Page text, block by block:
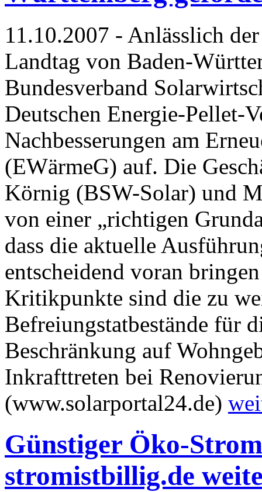
11.10.2007 - Anlässlich
Landtag von Baden-
Bundesverband
Deutschen Energie-Pellet-
Nachbesserungen am
(EWärmeG) auf. Die
Körnig (BSW-Solar) und
von einer „richtigen
dass die aktuelle
entscheidend voran
Kritikpunkte sind die zu
Befreiungstatbestände für
Beschränkung auf
Inkrafttreten bei
(www.solarportal24.de)
Günstiger Öko-
stromistbillig.de